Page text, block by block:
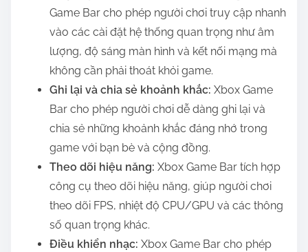
Game Bar cho phép người chơi truy cập nhanh
vào các cài đặt hệ thống quan trọng như âm
lượng, độ sáng màn hình và kết nối mạng mà
không cần phải thoát khỏi game.
Ghi lại và chia sẻ khoảnh khắc: Xbox Game
Bar cho phép người chơi dễ dàng ghi lại và
chia sẻ những khoảnh khắc đáng nhớ trong
game với bạn bè và cộng đồng.
Theo dõi hiệu năng: Xbox Game Bar tích hợp
công cụ theo dõi hiệu năng, giúp người chơi
theo dõi FPS, nhiệt độ CPU/GPU và các thông
số quan trọng khác.
Điều khiển nhạc: Xbox Game Bar cho phép